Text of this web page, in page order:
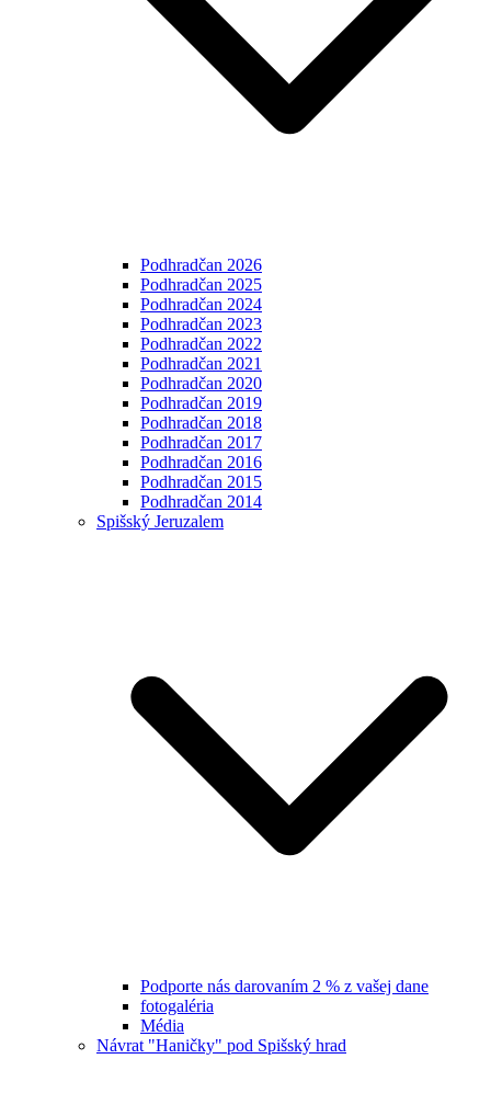
Podhradčan 2026
Podhradčan 2025
Podhradčan 2024
Podhradčan 2023
Podhradčan 2022
Podhradčan 2021
Podhradčan 2020
Podhradčan 2019
Podhradčan 2018
Podhradčan 2017
Podhradčan 2016
Podhradčan 2015
Podhradčan 2014
Spišský Jeruzalem
Podporte nás darovaním 2 % z vašej dane
fotogaléria
Média
Návrat "Haničky" pod Spišský hrad